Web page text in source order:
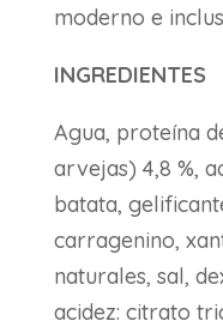
moderno e
INGREDIENTES
Agua, proteína
arvejas) 4,8 %,
batata,
carragenino,
naturales, sal,
acidez: citrato